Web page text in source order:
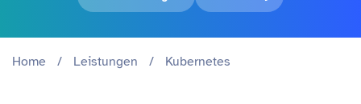
WISSEN & EVENTS
Home / Leistungen / Kubernetes